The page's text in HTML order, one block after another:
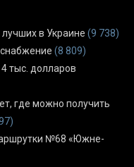
в Украине (9 738)
(8 809)
тыс. долларов
где можно получить
№68 «Южне-